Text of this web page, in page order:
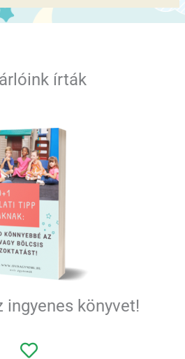
írták
ingyenes könyvet!